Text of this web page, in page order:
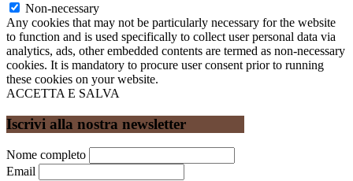
Non-necessary
Any cookies that may not be particularly necessary for the website
to function and is used specifically to collect user personal data via
analytics, ads, other embedded contents are termed as non-necessary
cookies. It is mandatory to procure user consent prior to running
these cookies on your website.
ACCETTA E SALVA
Iscrivi alla nostra newsletter
Nome completo
Email